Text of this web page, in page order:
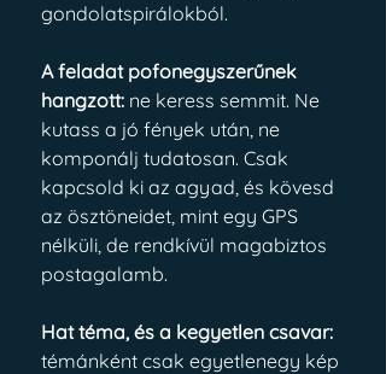
gondolatspirálokból.
A feladat pofonegyszerűnek
hangzott: ne keress semmit. Ne
kutass a jó fények után, ne
komponálj tudatosan. Csak
kapcsold ki az agyad, és kövesd
az ösztöneidet, mint egy GPS
nélküli, de rendkívül magabiztos
postagalamb.
Hat téma, és a kegyetlen csavar:
témánként csak egyetlenegy kép